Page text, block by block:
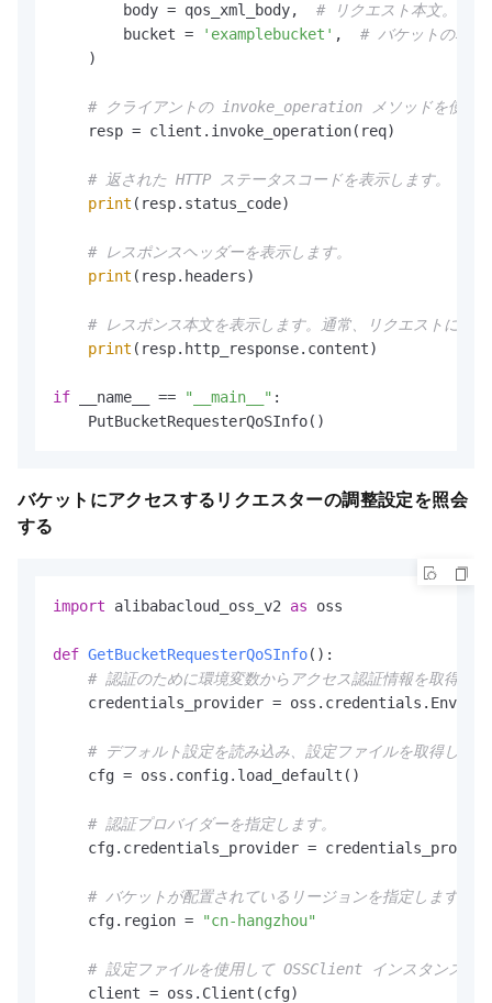
        body = qos_xml_body,
# リクエスト本文。
        bucket =
'examplebucket' , # バケットの名前
    )
# クライアントの invoke_operation メソッドを使用し
    resp = client.invoke_operation(req)
# 返された HTTP ステータスコードを表示します。
print (resp.status_code)
# レスポンスヘッダーを表示します。
print (resp.headers)
# レスポンス本文を表示します。通常、リクエストによ
print (resp.http_response.content)
if __name__ == "__main__" :
    PutBucketRequesterQoSInfo()
バケットにアクセスするリクエスターの調整設定を照会
する
import alibabacloud_oss_v2 as oss
def GetBucketRequesterQoSInfo():
# 認証のために環境変数からアクセス認証情報を取得し
credentials_provider =
# デフォルト設定を読み込み、設定ファイルを取得しま
    cfg = oss.config.load_default()
# 認証プロバイダーを指定します。
cfg.credentials_provider =
# バケットが配置されているリージョンを指定します
    cfg.region =
"cn-hangzhou"
# 設定ファイルを使用して OSSClient インスタンスを
    client = oss.Client(cfg)